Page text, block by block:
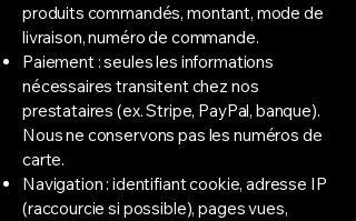
produits commandés, montant, mode de
livraison, numéro de commande.
Paiement : seules les informations
nécessaires transitent chez nos
prestataires (ex. Stripe, PayPal, banque).
Nous ne conservons pas les numéros de
carte.
Navigation : identifiant cookie, adresse IP
(raccourcie si possible), pages vues,